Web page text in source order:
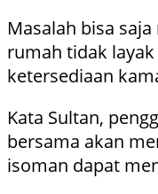
Masalah bisa
rumah tidak
ketersediaan
Kata Sultan,
bersama akan
isoman dapat